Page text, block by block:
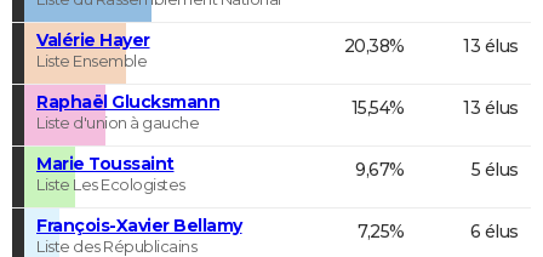
Valérie Hayer
Liste Ensemble
20,38% 13 élus
Raphaël Glucksmann
Liste d'union à gauche
15,54% 13 élus
Marie Toussaint
Liste Les Ecologistes
9,67% 5 élus
François-Xavier Bellamy
Liste des Républicains
7,25% 6 élus